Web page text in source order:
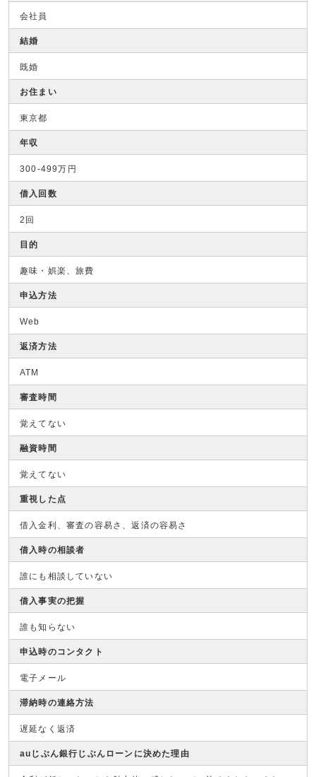
会社員
結婚
既婚
お住まい
東京都
年収
300-499万円
借入回数
2回
目的
趣味・娯楽、旅費
申込方法
Web
返済方法
ATM
審査時間
覚えてない
融資時間
覚えてない
重視した点
借入金利、審査の容易さ、返済の容易さ
借入時の相談者
誰にも相談していない
借入事実の把握
誰も知らない
申込時のコンタクト
電子メール
滞納時の連絡方法
遅延なく返済
auじぶん銀行じぶんローンに決めた理由